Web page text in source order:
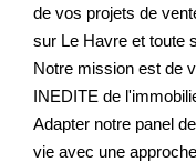
de vos projets de
sur Le Havre et toute
Notre mission est de
INEDITE de
Adapter notre panel
vie avec une